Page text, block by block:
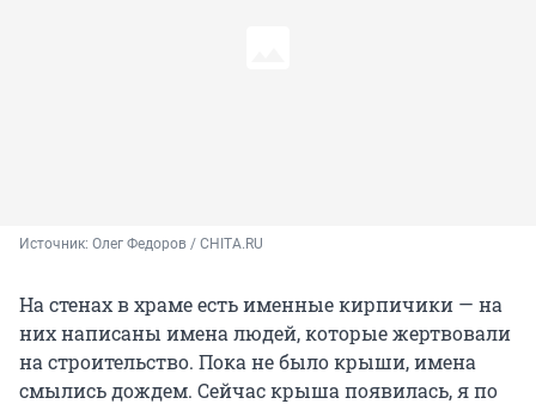
Источник: Олег Федоров / CHITA.RU
На стенах в храме есть именные кирпичики — на
них написаны имена людей, которые жертвовали
на строительство. Пока не было крыши, имена
смылись дождем. Сейчас крыша появилась, я по